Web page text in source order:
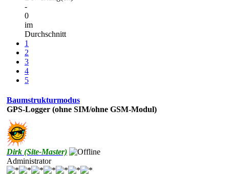
-
0
im
Durchschnitt
1
2
3
4
5
Baumstrukturmodus
GPS-Logger (ohne SIM/ohne GSM-Modul)
Dirk (Site-Master)
Administrator